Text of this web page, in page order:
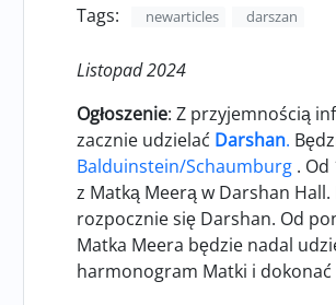
Tags: newarticles darszan
Listopad 2024
Ogłoszenie: Z przyjemnością
zacznie udzielać Darshan.
Balduinstein/Schaumburg .
z Matką Meerą w Darshan
rozpocznie się Darshan. Od
Matka Meera będzie nadal
harmonogram Matki i dokonać